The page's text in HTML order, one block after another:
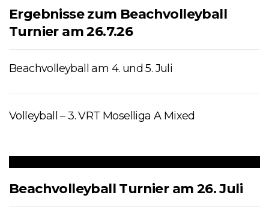
Ergebnisse zum Beachvolleyball
Turnier am 26.7.26
Beachvolleyball am 4. und 5. Juli
Volleyball – 3. VRT Moselliga A Mixed
Beachvolleyball Turnier am 26. Juli